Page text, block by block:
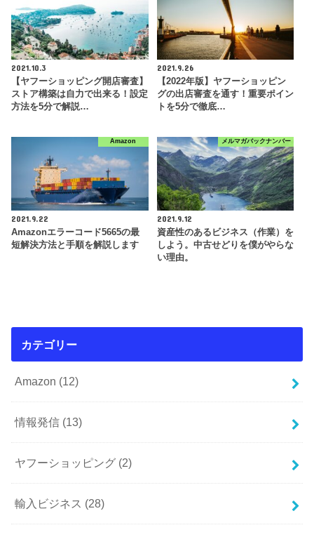
2021.10.3
【ヤフーショッピング開店審査】
ストア構築は自力で出来る！設定
方法を5分で解説…
2021.9.26
【2022年版】ヤフーショッピン
グの出店審査を通す！重要ポイン
トを5分で徹底…
Amazon
2021.9.22
Amazonエラーコード5665の最
短解決方法と手順を解説します
メルマガバックナンバー
2021.9.12
資産性のあるビジネス（作業）を
しよう。中古せどりを僕がやらな
い理由。
カテゴリー
Amazon (12)
情報発信 (13)
ヤフーショッピング (2)
輸入ビジネス (28)